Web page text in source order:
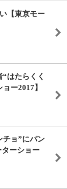
【東京モー
はたらくく
ー2017】
チョ”にパン
ーショー